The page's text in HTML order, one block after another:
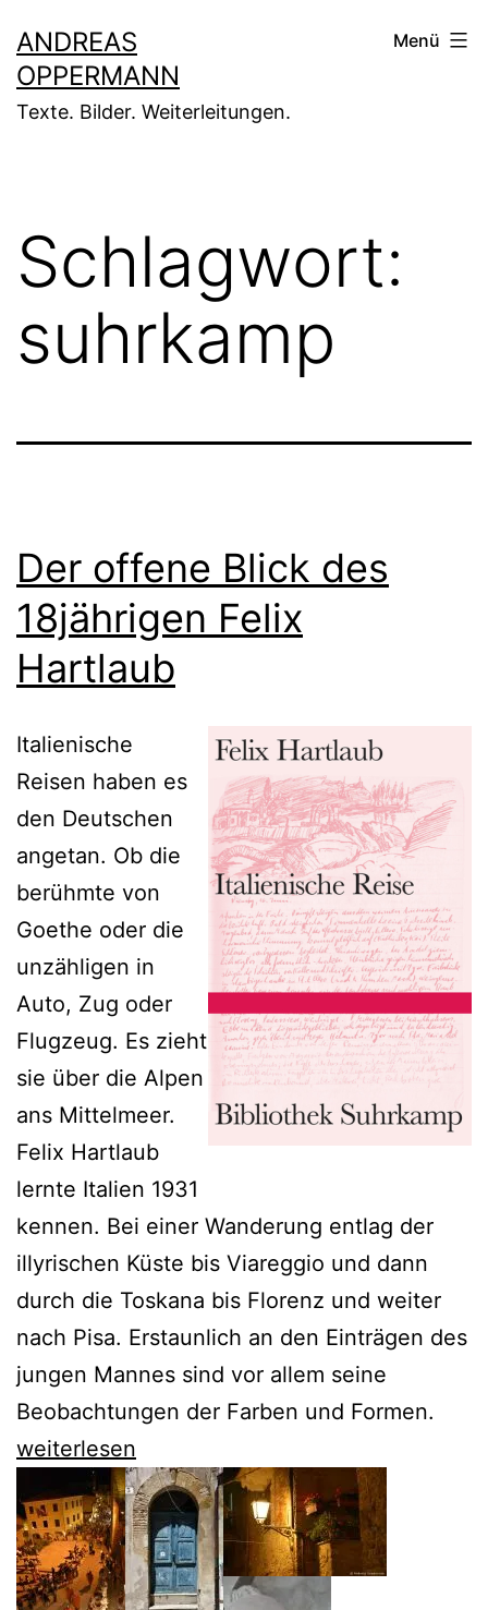
Inhalt
springen
ANDREAS
OPPERMANN
Texte. Bilder. Weiterleitungen.
Menü
Schlagwort:
suhrkamp
Der offene Blick des
18jährigen Felix
Hartlaub
Italienische
Reisen haben es
den Deutschen
angetan. Ob die
berühmte von
Goethe oder die
unzähligen in
Auto, Zug oder
Flugzeug. Es zieht
sie über die Alpen
ans Mittelmeer.
Felix Hartlaub
lernte Italien 1931
kennen. Bei einer Wanderung entlag der
illyrischen Küste bis Viareggio und dann
durch die Toskana bis Florenz und weiter
nach Pisa. Erstaunlich an den Einträgen des
jungen Mannes sind vor allem seine
Beobachtungen der Farben und Formen.
Der
Blick
des
18jährigen
weiterlesen